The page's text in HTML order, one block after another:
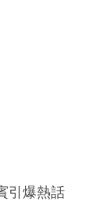
引爆熱話